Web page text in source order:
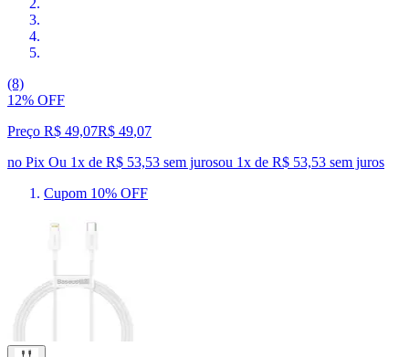
(8)
12% OFF
Preço R$ 49,07R$ 49,07
no Pix Ou 1x de R$ 53,53 sem jurosou 1x de R$ 53,53 sem juros
Cupom 10% OFF